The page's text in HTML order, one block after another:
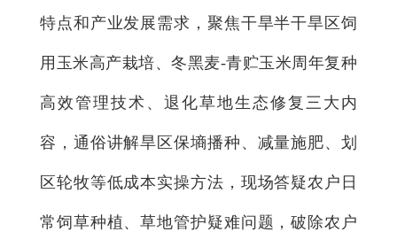
特点和产业发展需求，聚焦干旱半干旱区饲
用玉米高产栽培、冬黑麦-青贮玉米周年复种
高效管理技术、退化草地生态修复三大内
容，通俗讲解旱区保墒播种、减量施肥、划
区轮牧等低成本实操方法，现场答疑农户日
常饲草种植、草地管护疑难问题，破除农户